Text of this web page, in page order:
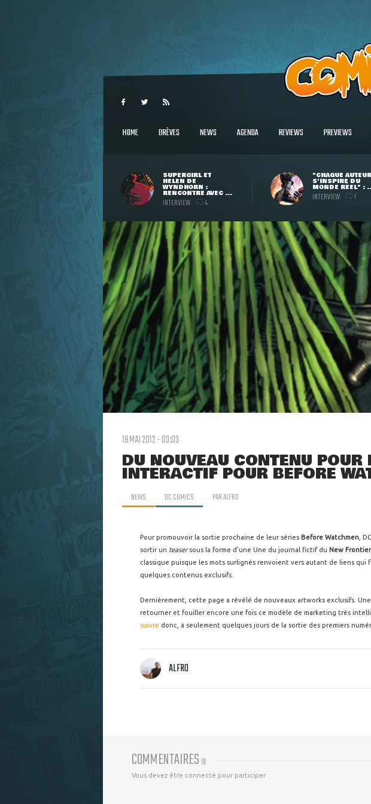
HOME BRÈVES NEWS AGENDA REVIEWS PREVIEWS
SUPERGIRL ET
HELEN DE
WYNDHORN :
RENCONTRE AVEC ...
INTERVIEW 4
"CHAQUE AUTEUR
S'INSPIRE DU
MONDE RÉEL" :
INTERVIEW 1
19 MAI 2012 - 03:03
DU NOUVEAU CONTENU POUR
INTÉRACTIF POUR BEFORE
NEWS DC COMICS PARALFRO
Pour promouvoir la sortie prochaine de leur séries Before Watchmen ,
sortir un teasersous la forme d'une Une du journal fictif du New
classique puisque les mots surlignés renvoient vers autant de liens qui
quelques contenus exclusifs.
Dernièrement, cette page a révélé de nouveaux artworks exclusifs.
retourner et fouiller encore une fois ce modèle de marketing très
suivre donc, à seulement quelques jours de la sortie des premiers
ALFRO
COMMENTAIRES (0)
Vous devez être connecté pour participer